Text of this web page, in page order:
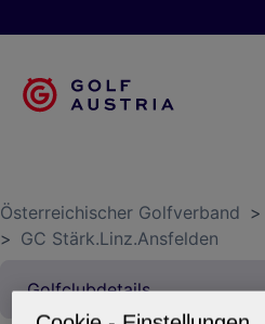
Österreichischer Golfverband >
> GC Stärk.Linz.Ansfelden